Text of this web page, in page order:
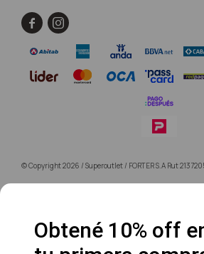
 
© Copyright 2026 / Superoutlet / FORTER S.A Rut
Obtené 10% off